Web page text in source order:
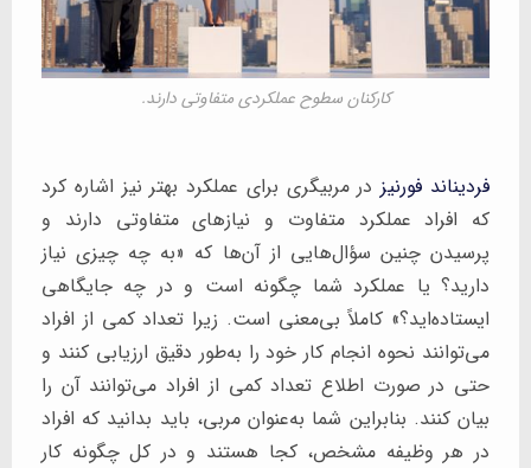
کارکنان سطوح عملکردی متفاوتی دارند.
فردیناند فورنیز در مربیگری برای عملکرد بهتر نیز اشاره کرد
که افراد عملکرد متفاوت و نیازهای متفاوتی دارند و
پرسیدن چنین سؤال‌هایی از آن‌ها که «به چه چیزی نیاز
دارید؟ یا عملکرد شما چگونه است و در چه جایگاهی
ایستاده‌اید؟» کاملاً بی‌معنی است. زیرا تعداد کمی از افراد
می‌توانند نحوه انجام کار خود را به‌طور دقیق ارزیابی کنند و
حتی در صورت اطلاع تعداد کمی از افراد می‌توانند آن را
بیان کنند. بنابراین شما به‌عنوان مربی، باید بدانید که افراد
در هر وظیفه مشخص، کجا هستند و در کل چگونه کار